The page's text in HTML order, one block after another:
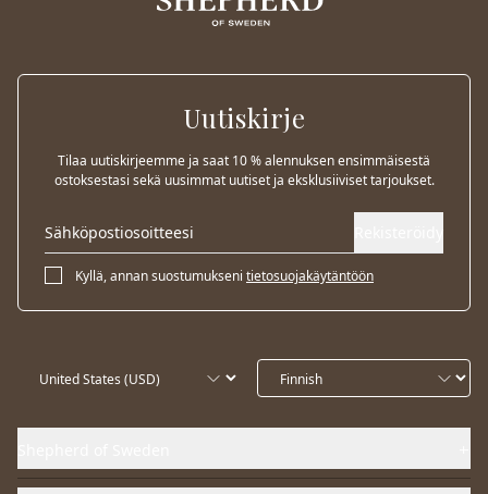
Uutiskirje
Tilaa uutiskirjeemme ja saat 10 % alennuksen ensimmäisestä
ostoksestasi sekä uusimmat uutiset ja eksklusiiviset tarjoukset.
Kyllä, annan suostumukseni tietosuojakäytäntöön